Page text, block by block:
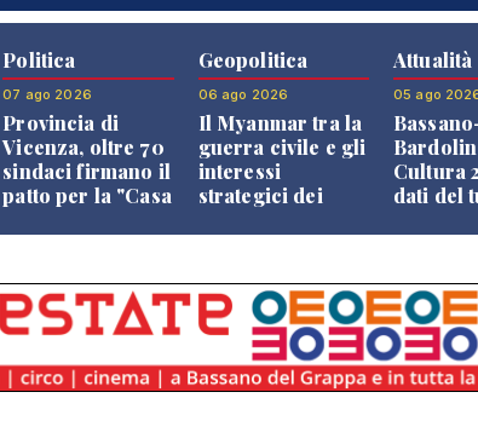
Politica
07 ago 2026
Provincia di
Vicenza, oltre 70
sindaci firmano il
patto per la "Casa
Geopolitica
06 ago 2026
Il Myanmar tra la
guerra civile e gli
interessi
strategici dei
Attualità
05 ago
Cultura
dati del